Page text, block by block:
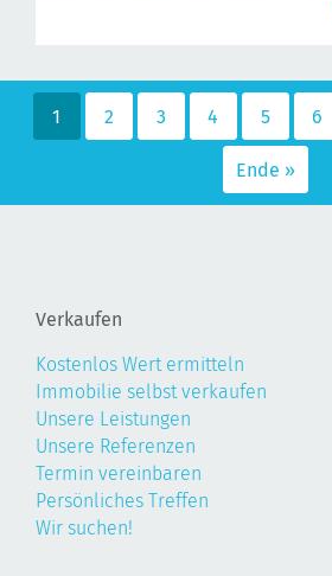
1 2 3 4 5 6
Ende »
Verkaufen
Kostenlos Wert ermitteln
Immobilie selbst verkaufen
Unsere Leistungen
Unsere Referenzen
Termin vereinbaren
Persönliches Treffen
Wir suchen!